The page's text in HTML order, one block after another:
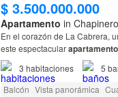
$ 3.500.000.000
Apartamento in
En el corazón de La Cabrera,
este espectacularapartamento
solo 24
apartamentosen total.…
3 habitaciones 5
Balcón Vista panorámica